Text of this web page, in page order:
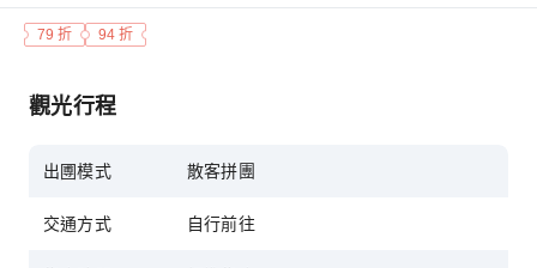
體驗森林咖啡館、燒海鮮午餐與海邊椰子秋千的療
愈行程。
客預訂。
79 折 94 折
觀光行程
出圑模式 散客拼團
交通方式 自行前往